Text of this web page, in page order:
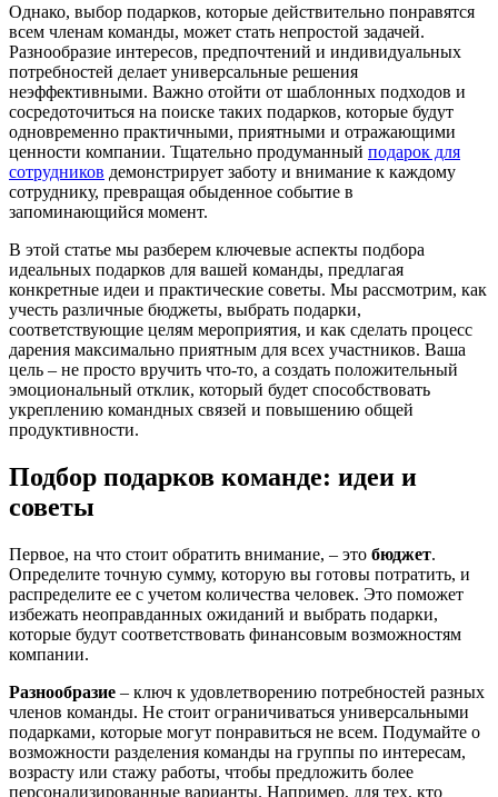
Однако, выбор подарков, которые действительно понравятся
всем членам команды, может стать непростой задачей.
Разнообразие интересов, предпочтений и индивидуальных
потребностей делает универсальные решения
неэффективными. Важно отойти от шаблонных подходов и
сосредоточиться на поиске таких подарков, которые будут
одновременно практичными, приятными и отражающими
ценности компании. Тщательно продуманный подарок для
сотрудников демонстрирует заботу и внимание к каждому
сотруднику, превращая обыденное событие в
запоминающийся момент.
В этой статье мы разберем ключевые аспекты подбора
идеальных подарков для вашей команды, предлагая
конкретные идеи и практические советы. Мы рассмотрим, как
учесть различные бюджеты, выбрать подарки,
соответствующие целям мероприятия, и как сделать процесс
дарения максимально приятным для всех участников. Ваша
цель – не просто вручить что-то, а создать положительный
эмоциональный отклик, который будет способствовать
укреплению командных связей и повышению общей
продуктивности.
Подбор подарков команде: идеи и
советы
Первое, на что стоит обратить внимание, – это бюджет.
Определите точную сумму, которую вы готовы потратить, и
распределите ее с учетом количества человек. Это поможет
избежать неоправданных ожиданий и выбрать подарки,
которые будут соответствовать финансовым возможностям
компании.
Разнообразие – ключ к удовлетворению потребностей разных
членов команды. Не стоит ограничиваться универсальными
подарками, которые могут понравиться не всем. Подумайте о
возможности разделения команды на группы по интересам,
возрасту или стажу работы, чтобы предложить более
персонализированные варианты. Например, для тех, кто